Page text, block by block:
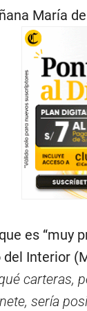
María
es “muy
Interior
carteras,
sería